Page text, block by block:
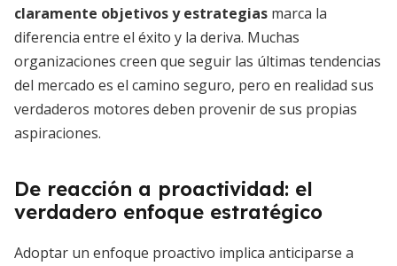
claramente objetivos y estrategias marca la
diferencia entre el éxito y la deriva. Muchas
organizaciones creen que seguir las últimas tendencias
del mercado es el camino seguro, pero en realidad sus
verdaderos motores deben provenir de sus propias
aspiraciones.
De reacción a proactividad: el
verdadero enfoque estratégico
Adoptar un enfoque proactivo implica anticiparse a